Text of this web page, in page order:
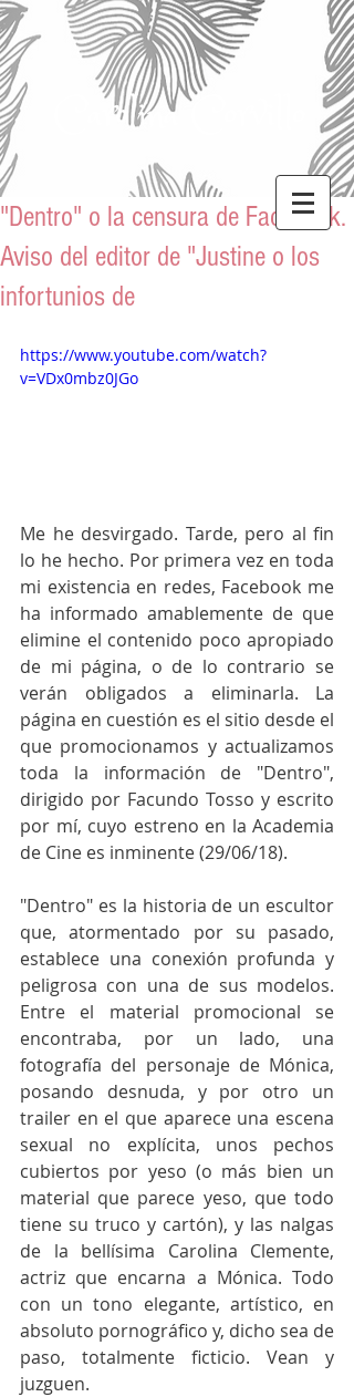
Carolina Corvillo
"Dentro" o la censura de Facebook.
Aviso del editor de "Justine o los
infortunios de
https://www.youtube.com/watch?
v=VDx0mbz0JGo
Me he desvirgado. Tarde, pero al fin
lo he hecho. Por primera vez en toda
mi existencia en redes, Facebook me
ha informado amablemente de que
elimine el contenido poco apropiado
de mi página, o de lo contrario se
verán obligados a eliminarla. La
página en cuestión es el sitio desde el
que promocionamos y actualizamos
toda la información de "Dentro",
dirigido por Facundo Tosso y escrito
por mí, cuyo estreno en la Academia
de Cine es inminente (29/06/18).
"Dentro" es la historia de un escultor
que, atormentado por su pasado,
establece una conexión profunda y
peligrosa con una de sus modelos.
Entre el material promocional se
encontraba, por un lado, una
fotografía del personaje de Mónica,
posando desnuda, y por otro un
trailer en el que aparece una escena
sexual no explícita, unos pechos
cubiertos por yeso (o más bien un
material que parece yeso, que todo
tiene su truco y cartón), y las nalgas
de la bellísima Carolina Clemente,
actriz que encarna a Mónica. Todo
con un tono elegante, artístico, en
absoluto pornográfico y, dicho sea de
paso, totalmente ficticio. Vean y
juzguen.